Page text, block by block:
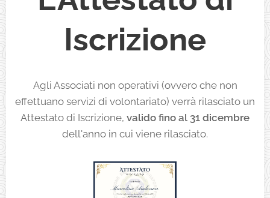
Iscrizione
Agli Associati non operativi (ovvero che non
effettuano servizi di volontariato) verrà rilasciato un
Attestato di Iscrizione, valido fino al 31 dicembre
dell'anno in cui viene rilasciato.